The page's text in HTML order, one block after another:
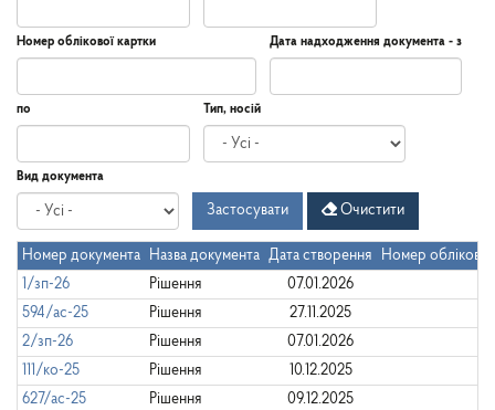
Дата
Дата
створення
з
Номер облікової картки Дата надходження документа - з
надходження
-
по
Дата
по
Тип, носій
Вид документа
Застосувати Очистити
Номер документа Назва документа Дата створення
Номер облікової
1/зп-26
Рішення
07.01.2026
594/ас-25
Рішення
27.11.2025
2/зп-26
Рішення
07.01.2026
111/ко-25
Рішення
10.12.2025
627/ас-25
Рішення
09.12.2025